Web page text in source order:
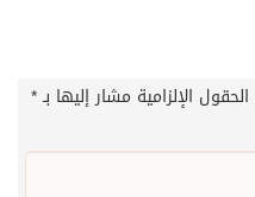
الحقول الإلزامية مشار إليها بـ*